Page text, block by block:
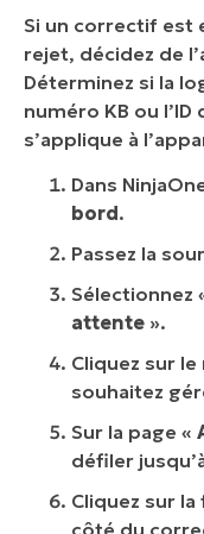
Si un correctif est
rejet, décidez de
Déterminez si la
numéro KB ou
s’applique à
Dans
bord.
Passez la
Sélectionnez
attente ».
Cliquez sur
souhaitez
Sur la page «
défiler
Cliquez sur